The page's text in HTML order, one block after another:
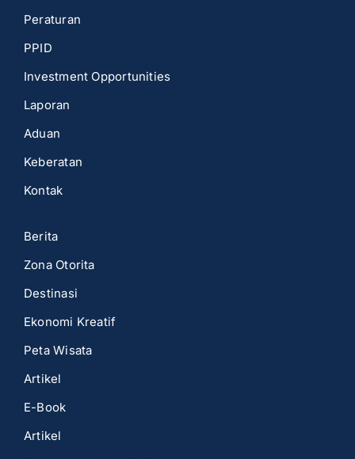
Peraturan
PPID
Investment Opportunities
Laporan
Aduan
Keberatan
Kontak
Berita
Zona Otorita
Destinasi
Ekonomi Kreatif
Peta Wisata
Artikel
E-Book
Artikel